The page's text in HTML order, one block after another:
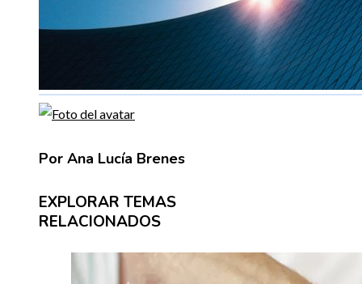
Por Ana Lucía Brenes
EXPLORAR TEMAS
RELACIONADOS